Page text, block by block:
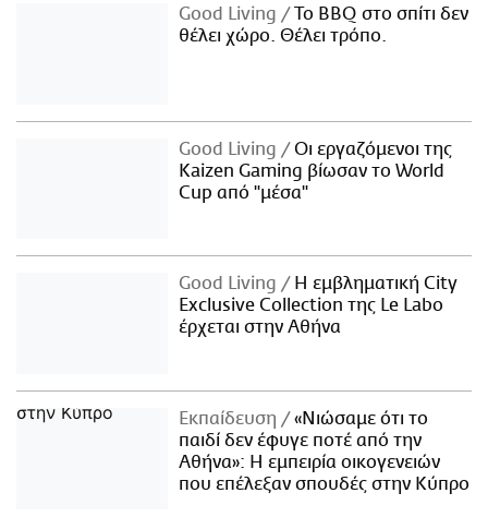
Good Living
Το BBQ στο σπίτι δεν
θέλει χώρο. Θέλει τρόπο.
Good Living
Οι εργαζόμενοι της
Kaizen Gaming βίωσαν το World
Cup από "μέσα"
Good Living
Η εμβληματική City
Exclusive Collection της Le Labo
έρχεται στην Αθήνα
Εκπαίδευση
«Νιώσαμε ότι το
παιδί δεν έφυγε ποτέ από την
Αθήνα»: Η εμπειρία οικογενειών
που επέλεξαν σπουδές στην Κύπρο